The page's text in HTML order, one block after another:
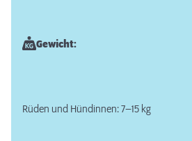
Gewicht:
Rüden und Hündinnen: 7–15 kg